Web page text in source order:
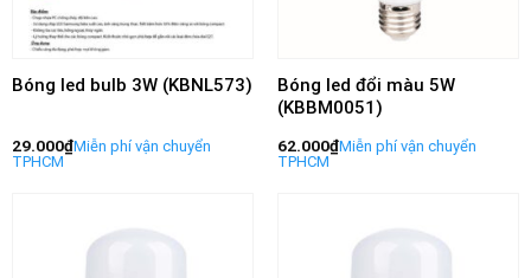
Bóng led bulb 3W (KBNL573)
29.000₫
Bóng led đổi màu 5W
(KBBM0051)
62.000₫